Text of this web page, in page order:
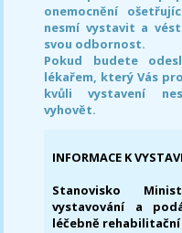
onemocnění
nesmí vystavit a
svou odbornost.
Pokud budete
lékařem, který Vás
kvůli vystavení
vyhovět.
INFORMACE K
Stanovisko
vystavování a
léčebně rehabilitační